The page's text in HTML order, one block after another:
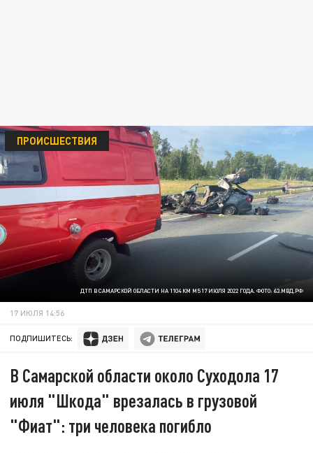
ДТП В САМАРСКОЙ ОБЛАСТИ НА 1104 КМ М5 17 ИЮЛЯ 2022 ГОДА. ФОТО: 63.МВД.РФ
ПРОИСШЕСТВИЯ
17 ИЮЛЯ 14:56
ПОДПИШИТЕСЬ:
В Самарской области около Суходола 17
июля "Шкода" врезалась в грузовой
"Фиат": три человека погибло